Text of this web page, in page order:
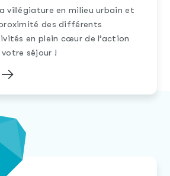
villégiature en milieu urbain et
des différents
en plein cœur de l’action
séjour !